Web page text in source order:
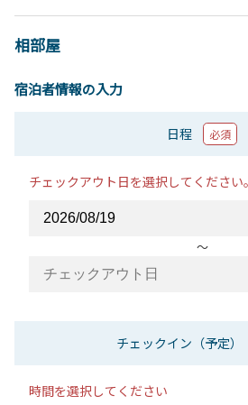
相部屋
宿泊者情報の入力
日程 必須
チェックアウト日を選択してください。
〜
チェックイン（予定）
時間を選択してください